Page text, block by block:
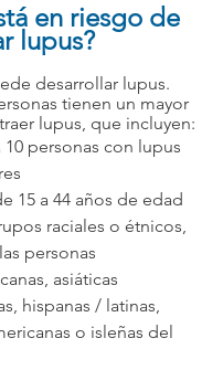
en riesgo de
lupus?
desarrollar lupus.
tienen un mayor
lupus, que incluyen:
10 personas con lupus
15 a 44 años de edad
raciales o étnicos,
personas
asiáticas
hispanas / latinas,
o isleñas del